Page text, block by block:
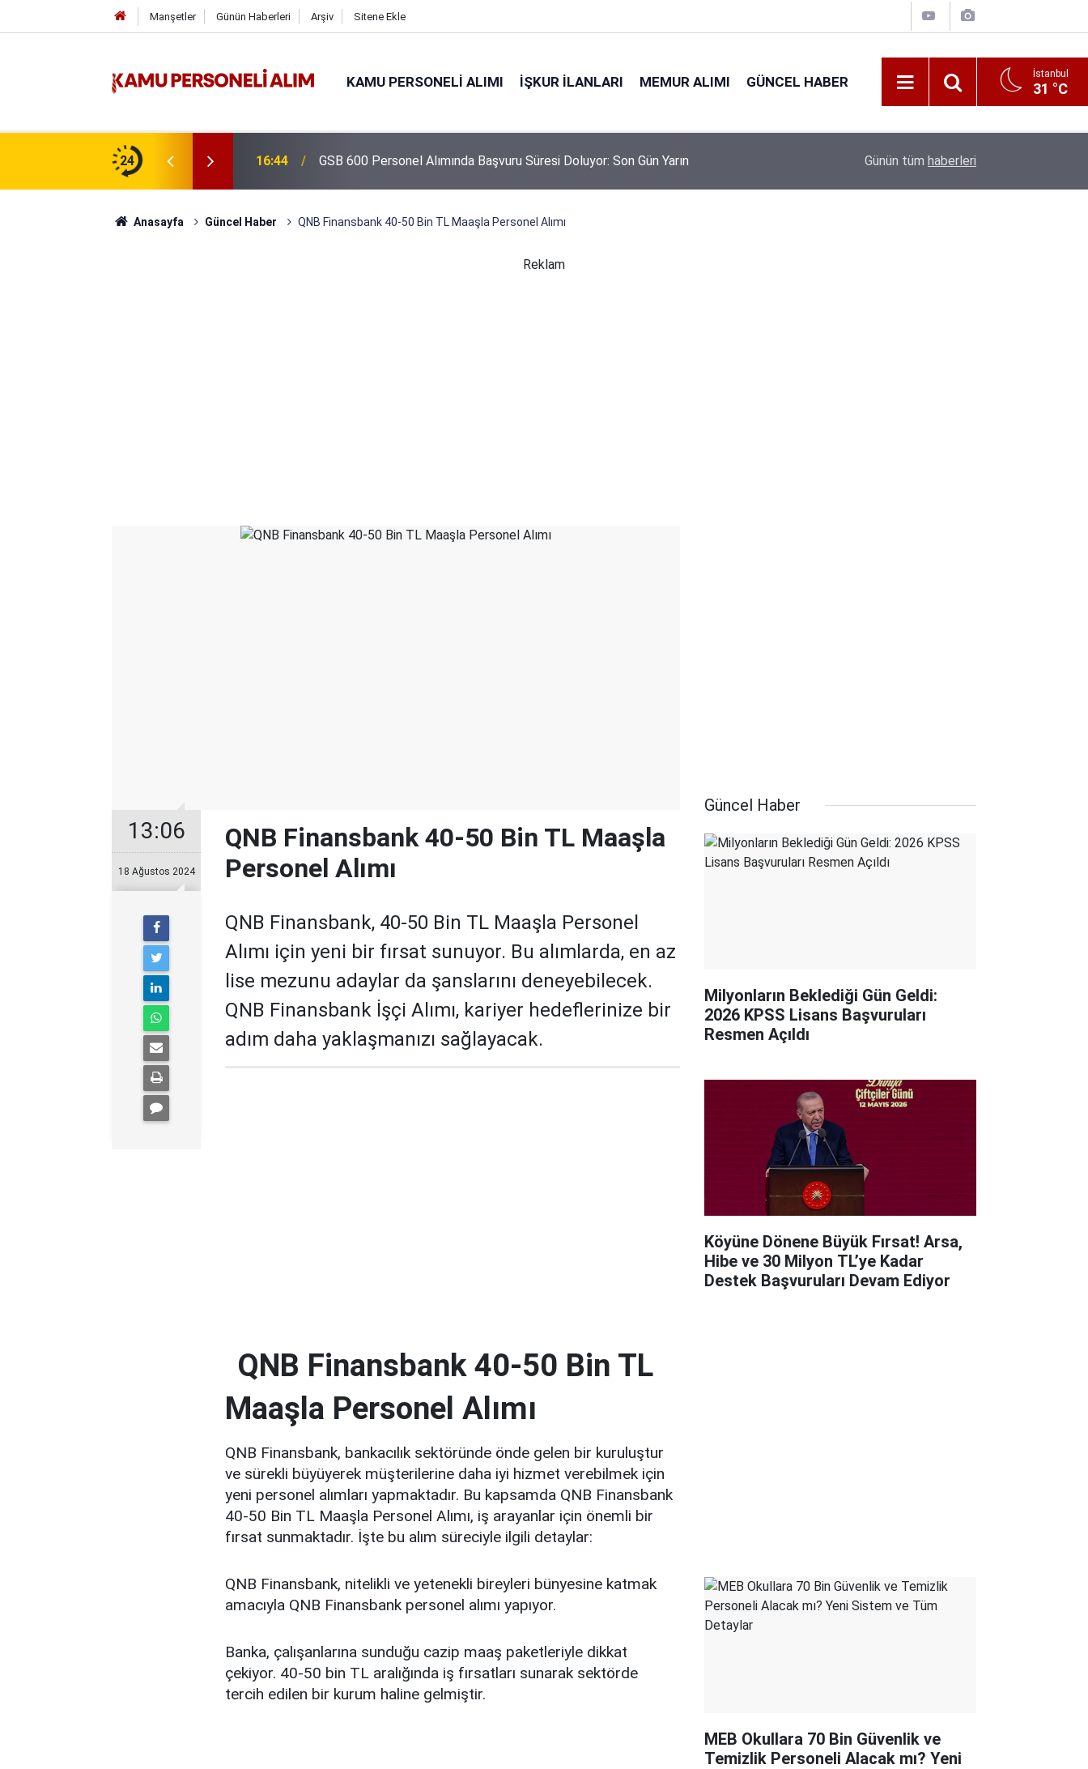
Manşetler Günün Haberleri Arşiv Sitene Ekle
KAMU PERSONELI ALIMI İŞKUR İLANLARI MEMUR ALIMI GÜNCEL HABER İstanbul
31 °C
24
Gündemde! Bakan Çiftçi Süreci
16:44 GSB 600 Personel Alımında Başvuru Süresi Doluyor: Son Gün Yarın Kıyı Emniyeti Genel Müdürlüğü 26 İşçi Alımı
Günün tüm haberleri
Anasayfa Güncel Haber QNB Finansbank 40-50 Bin TL Maaşla Personel Alımı
Reklam
13:06
18 Ağustos 2024
QNB Finansbank 40-50 Bin TL Maaşla
Personel Alımı
QNB Finansbank, 40-50 Bin TL Maaşla Personel
Alımı için yeni bir fırsat sunuyor. Bu alımlarda, en az
lise mezunu adaylar da şanslarını deneyebilecek.
QNB Finansbank İşçi Alımı, kariyer hedeflerinize bir
adım daha yaklaşmanızı sağlayacak.
QNB Finansbank 40-50 Bin TL
Maaşla Personel Alımı
QNB Finansbank, bankacılık sektöründe önde gelen bir kuruluştur
ve sürekli büyüyerek müşterilerine daha iyi hizmet verebilmek için
yeni personel alımları yapmaktadır. Bu kapsamda QNB Finansbank
40-50 Bin TL Maaşla Personel Alımı, iş arayanlar için önemli bir
fırsat sunmaktadır. İşte bu alım süreciyle ilgili detaylar:
QNB Finansbank, nitelikli ve yetenekli bireyleri bünyesine katmak
amacıyla QNB Finansbank personel alımı yapıyor.
Banka, çalışanlarına sunduğu cazip maaş paketleriyle dikkat
çekiyor. 40-50 bin TL aralığında iş fırsatları sunarak sektörde
tercih edilen bir kurum haline gelmiştir.
Güncel Haber
Milyonların Beklediği Gün Geldi:
2026 KPSS Lisans Başvuruları
Resmen Açıldı
Köyüne Dönene Büyük Fırsat! Arsa,
Hibe ve 30 Milyon TL’ye Kadar
Destek Başvuruları Devam Ediyor
MEB Okullara 70 Bin Güvenlik ve
Temizlik Personeli Alacak mı? Yeni